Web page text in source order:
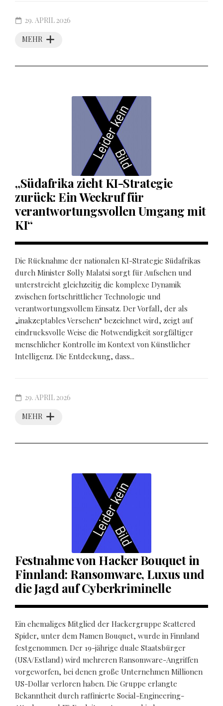
MEHR
29. APRIL 2026
„Südafrika zieht KI-Strategie
zurück: Ein Weckruf für
verantwortungsvollen Umgang mit
KI“
Die Rücknahme der nationalen KI-Strategie Südafrikas
durch Minister Solly Malatsi sorgt für Aufsehen und
unterstreicht gleichzeitig die komplexe Dynamik
zwischen fortschrittlicher Technologie und
verantwortungsvollem Einsatz. Der Vorfall, der als
„inakzeptables Versehen“ bezeichnet wird, zeigt auf
eindrucksvolle Weise die Notwendigkeit sorgfältiger
menschlicher Kontrolle im Kontext von Künstlicher
Intelligenz. Die Entdeckung, dass...
MEHR
29. APRIL 2026
Festnahme von Hacker Bouquet in
Finnland: Ransomware, Luxus und
die Jagd auf Cyberkriminelle
Ein ehemaliges Mitglied der Hackergruppe Scattered
Spider, unter dem Namen Bouquet, wurde in Finnland
festgenommen. Der 19-jährige duale Staatsbürger
(USA/Estland) wird mehreren Ransomware-Angriffen
vorgeworfen, bei denen große Unternehmen Millionen
US-Dollar verloren haben. Die Gruppe erlangte
Bekanntheit durch raffinierte Social-Engineering-